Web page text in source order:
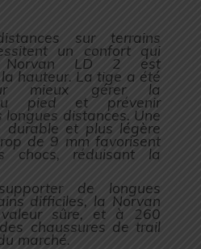
sur terrains
un confort qui
LD 2 est
hauteur. La tige a été
mieux gérer la
pied et prévenir
longues distances. Une
durable et plus légère
de 9 mm favorisent
chocs, réduisant la
de longues
difficiles, la Norvan
sûre, et à 260
chaussures de trail
marché.